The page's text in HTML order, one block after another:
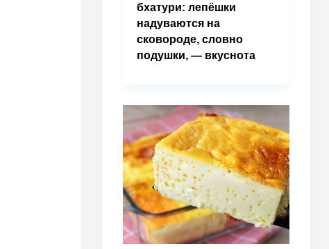
бхатури: лепёшки
надуваются на
сковороде, словно
подушки, — вкуснота